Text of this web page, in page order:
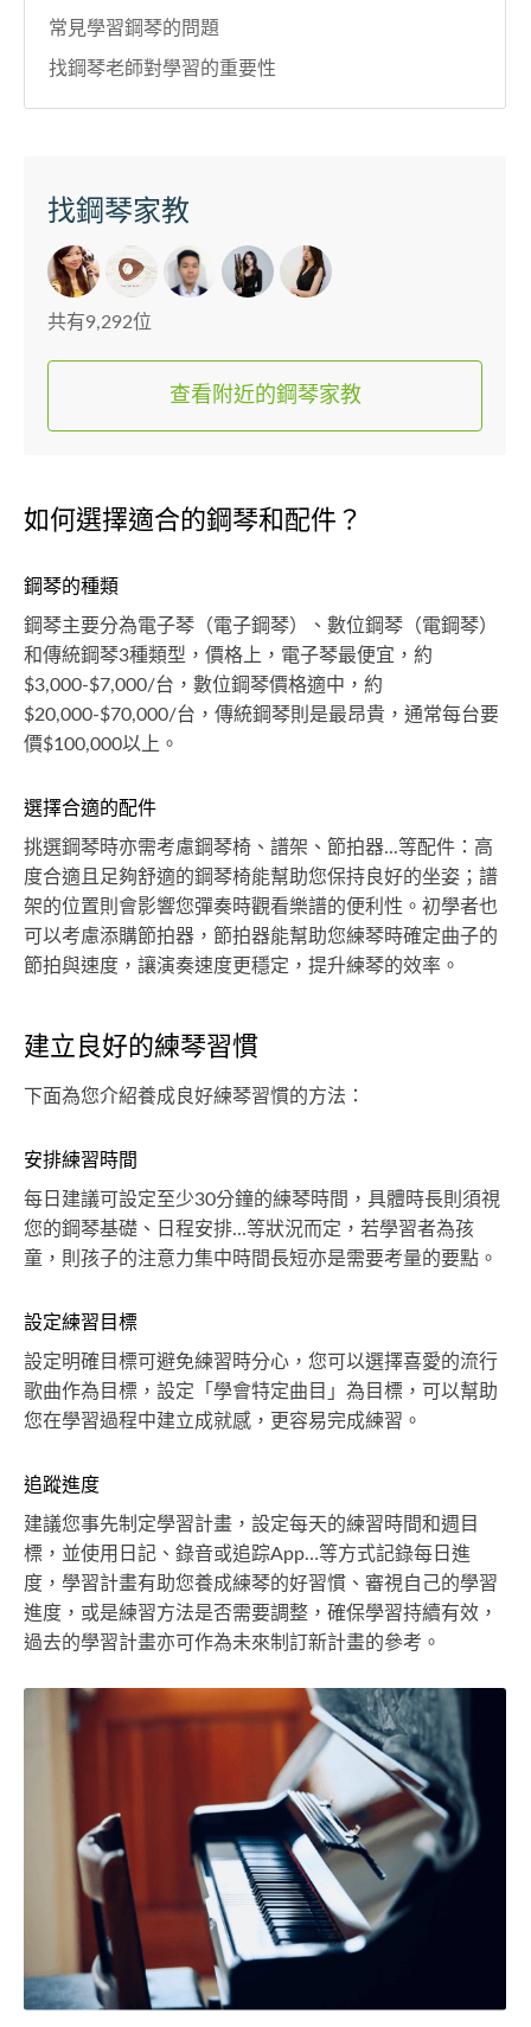
常見學習鋼琴的問題
找鋼琴老師對學習的重要性
找鋼琴家教
共有9,292位
查看附近的鋼琴家教
如何選擇適合的鋼琴和配件？
鋼琴的種類
鋼琴主要分為電子琴（電子鋼琴）、數位鋼琴（電鋼琴）
和傳統鋼琴3種類型，價格上，電子琴最便宜，約
$3,000-$7,000/台，數位鋼琴價格適中，約
$20,000-$70,000/台，傳統鋼琴則是最昂貴，通常每台要
價$100,000以上。
選擇合適的配件
挑選鋼琴時亦需考慮鋼琴椅、譜架、節拍器...等配件：高
度合適且足夠舒適的鋼琴椅能幫助您保持良好的坐姿；譜
架的位置則會影響您彈奏時觀看樂譜的便利性。初學者也
可以考慮添購節拍器，節拍器能幫助您練琴時確定曲子的
節拍與速度，讓演奏速度更穩定，提升練琴的效率。
建立良好的練琴習慣
下面為您介紹養成良好練琴習慣的方法：
安排練習時間
每日建議可設定至少30分鐘的練琴時間，具體時長則須視
您的鋼琴基礎、日程安排...等狀況而定，若學習者為孩
童，則孩子的注意力集中時間長短亦是需要考量的要點。
設定練習目標
設定明確目標可避免練習時分心，您可以選擇喜愛的流行
歌曲作為目標，設定「學會特定曲目」為目標，可以幫助
您在學習過程中建立成就感，更容易完成練習。
追蹤進度
建議您事先制定學習計畫，設定每天的練習時間和週目
標，並使用日記、錄音或追踪App…等方式記錄每日進
度，學習計畫有助您養成練琴的好習慣、審視自己的學習
進度，或是練習方法是否需要調整，確保學習持續有效，
過去的學習計畫亦可作為未來制訂新計畫的參考。